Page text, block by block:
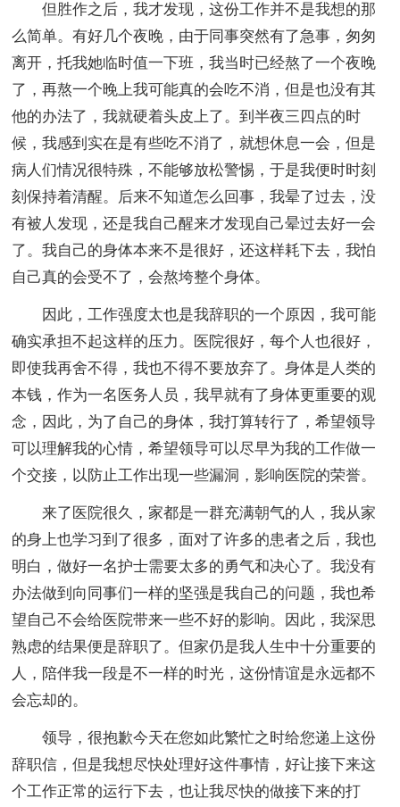
但胜作之后，我才发现，这份工作并不是我想的那
么简单。有好几个夜晚，由于同事突然有了急事，匆匆
离开，托我她临时值一下班，我当时已经熬了一个夜晚
了，再熬一个晚上我可能真的会吃不消，但是也没有其
他的办法了，我就硬着头皮上了。到半夜三四点的时
候，我感到实在是有些吃不消了，就想休息一会，但是
病人们情况很特殊，不能够放松警惕，于是我便时时刻
刻保持着清醒。后来不知道怎么回事，我晕了过去，没
有被人发现，还是我自己醒来才发现自己晕过去好一会
了。我自己的身体本来不是很好，还这样耗下去，我怕
自己真的会受不了，会熬垮整个身体。
因此，工作强度太也是我辞职的一个原因，我可能
确实承担不起这样的压力。医院很好，每个人也很好，
即使我再舍不得，我也不得不要放弃了。身体是人类的
本钱，作为一名医务人员，我早就有了身体更重要的观
念，因此，为了自己的身体，我打算转行了，希望领导
可以理解我的心情，希望领导可以尽早为我的工作做一
个交接，以防止工作出现一些漏洞，影响医院的荣誉。
来了医院很久，家都是一群充满朝气的人，我从家
的身上也学习到了很多，面对了许多的患者之后，我也
明白，做好一名护士需要太多的勇气和决心了。我没有
办法做到向同事们一样的坚强是我自己的问题，我也希
望自己不会给医院带来一些不好的影响。因此，我深思
熟虑的结果便是辞职了。但家仍是我人生中十分重要的
人，陪伴我一段是不一样的时光，这份情谊是永远都不
会忘却的。
领导，很抱歉今天在您如此繁忙之时给您递上这份
辞职信，但是我想尽快处理好这件事情，好让接下来这
个工作正常的运行下去，也让我尽快的做接下来的打